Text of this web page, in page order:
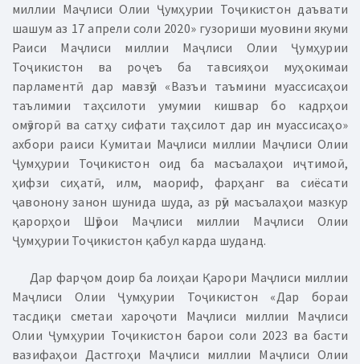
миллии Маҷлиси Олии Ҷумҳурии Тоҷикистон даъвати
шашум аз 17 апрели соли 2020» гузориши муовини якуми
Раиси Маҷлиси миллии Маҷлиси Олии Ҷумҳурии
Тоҷикистон ва роҷеъ ба тавсияҳои муҳокимаи
парламентӣ дар мавзӯи «Вазъи таъмини муассисаҳои
таълимии таҳсилоти умумии кишвар бо кадрҳои
омӯзгорӣ ва сатҳу сифати таҳсилот дар ин муассисаҳо»
ахбори раиси Кумитаи Маҷлиси мил­лии Маҷлиси Олии
Ҷумҳурии Тоҷикистон оид ба мас­ъала­ҳои иҷтимоӣ,
ҳифзи сиҳатӣ, илм, мао­риф, фарҳанг ва сиёсати
ҷавонону занон шунида шуда, аз рӯи масъалаҳои мазкур
қарорҳои Шӯрои Маҷлиси миллии Маҷлиси Олии
Ҷумҳурии Тоҷикистон қабул карда шуданд.
Дар фарҷом доир ба лоиҳаи Қарори Маҷлиси миллии
Маҷлиси Олии Ҷумҳурии Тоҷикистон «Дар бораи
тасдиқи сме­таи хароҷоти Маҷлиси миллии Маҷлиси
Олии Ҷумҳурии Тоҷи­кис­тон барои соли 2023 ва басти
вазифаҳои Дастгоҳи Маҷлиси миллии Маҷлиси Олии